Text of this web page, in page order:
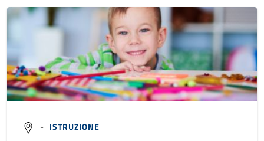
- ISTRUZIONE